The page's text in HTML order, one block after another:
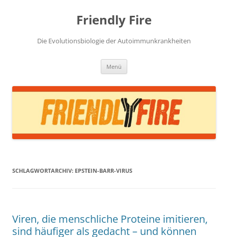
Friendly Fire
Die Evolutionsbiologie der Autoimmunkrankheiten
Menü
SCHLAGWORTARCHIV: EPSTEIN-BARR-VIRUS
Viren, die menschliche Proteine imitieren,
sind häufiger als gedacht – und können